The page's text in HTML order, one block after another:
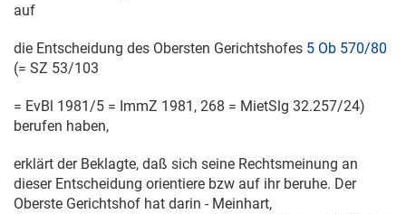
auf
die Entscheidung des Obersten Gerichtshofes 5 Ob 570/80
(= SZ 53/103
= EvBl 1981/5 = ImmZ 1981, 268 = MietSlg 32.257/24)
berufen haben,
erklärt der Beklagte, daß sich seine Rechtsmeinung an
dieser Entscheidung orientiere bzw auf ihr beruhe. Der
Oberste Gerichtshof hat darin - Meinhart,